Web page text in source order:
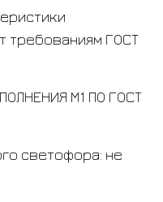
требованиям ГОСТ
М1 ПО ГОСТ
светофора: не